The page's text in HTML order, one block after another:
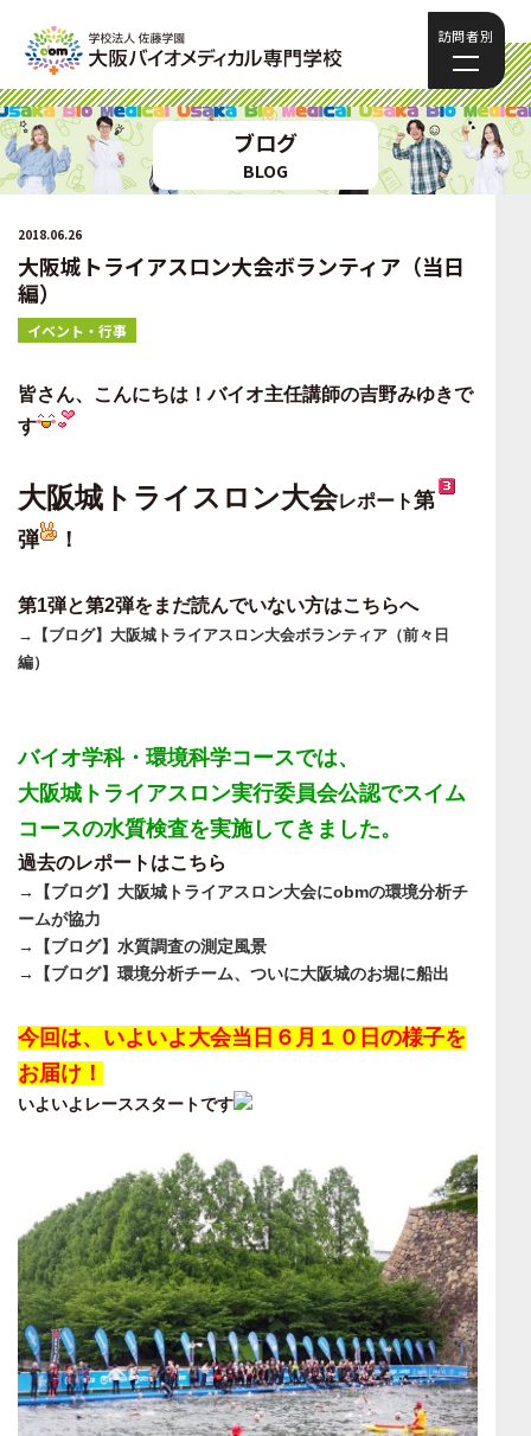
訪問者別
ブログ
BLOG
2018.06.26
大阪城トライアスロン大会ボランティア（当日
編）
イベント・行事
皆さん、こんにちは！バイオ主任講師の吉野みゆきで
す
大阪城トライスロン大会レポート第
弾
！
第1弾と第2弾をまだ読んでいない方はこちらへ
→【ブログ】大阪城トライアスロン大会ボランティア（前々日
編）
バイオ学科・環境科学コースでは、
大阪城トライアスロン実行委員会公認でスイム
コースの水質検査を実施してきました。
過去のレポートはこちら
→【ブログ】大阪城トライアスロン大会にobmの環境分析チ
ームが協力
→【ブログ】水質調査の測定風景
→【ブログ】環境分析チーム、ついに大阪城のお堀に船出
今回は、いよいよ大会当日６月１０日の様子を
お届け！
いよいよレーススタートです